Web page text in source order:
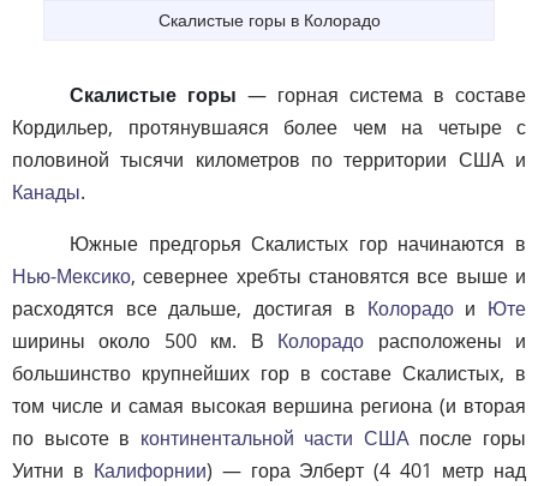
Скалистые горы в Колорадо
Скалистые горы — горная система в составе
Кордильер, протянувшаяся более чем на четыре с
половиной тысячи километров по территории США и
Канады.
Южные предгорья Скалистых гор начинаются в
Нью-Мексико, севернее хребты становятся все выше и
расходятся все дальше, достигая в Колорадои Юте
ширины около 500 км. В Колорадо расположены и
большинство крупнейших гор в составе Скалистых, в
том числе и самая высокая вершина региона (и вторая
по высоте в континентальной части СШАпосле горы
Уитни в Калифорнии) — гора Элберт (4 401 метр над